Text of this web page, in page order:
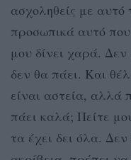
ασχοληθείς με
προσωπικά αυτό
μου δίνει χαρά.
δεν θα πάει. Και
είναι αστεία, αλλά
πάει καλά; Πείτε
τα έχει δει όλα.